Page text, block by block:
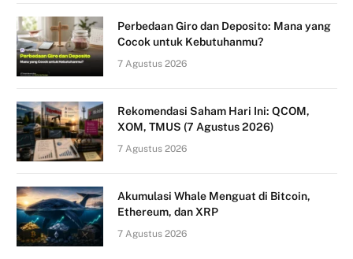
Perbedaan Giro dan Deposito: Mana yang
Cocok untuk Kebutuhanmu?
7 Agustus 2026
Rekomendasi Saham Hari Ini: QCOM,
XOM, TMUS (7 Agustus 2026)
7 Agustus 2026
Akumulasi Whale Menguat di Bitcoin,
Ethereum, dan XRP
7 Agustus 2026